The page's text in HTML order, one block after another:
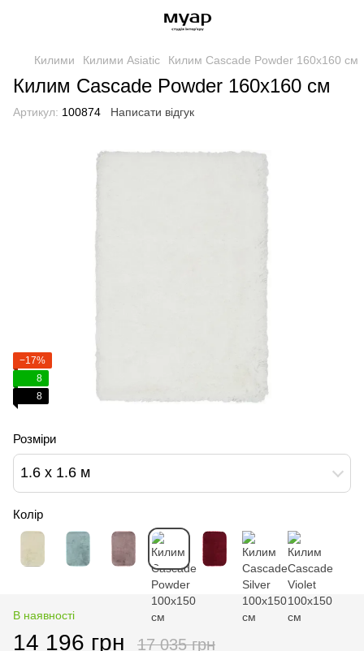
Килими Килими Asiatic Килим Cascade Powder 160х160 см
Килим Cascade Powder 160х160 см
Артикул: 100874 Написати відгук
−17%
8
8
Розміри
1.6 х 1.6 м
Колір
В наявності
14 196 грн 17 035 грн